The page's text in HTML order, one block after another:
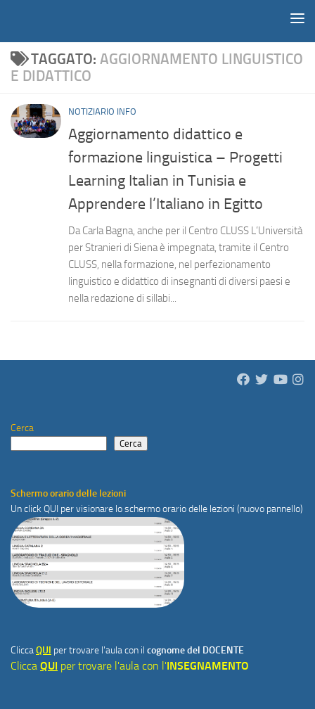
TAGGATO: AGGIORNAMENTO LINGUISTICO
E DIDATTICO
NOTIZIARIO INFO
Aggiornamento didattico e
formazione linguistica – Progetti
Learning Italian in Tunisia e
Apprendere l’Italiano in Egitto
Da Carla Bagna, anche per il Centro CLUSS L’Università
per Stranieri di Siena è impegnata, tramite il Centro
CLUSS, nella formazione, nel perfezionamento
linguistico e didattico di insegnanti di diversi paesi e
nella redazione di sillabi...
Cerca
Cerca
Schermo orario delle lezioni
Un click QUI per visionare lo schermo orario delle lezioni (nuovo pannello)
CliccaQUI per trovare l'aula con il cognome del DOCENTE
Clicca QUI per trovare l'aula con l'INSEGNAMENTO